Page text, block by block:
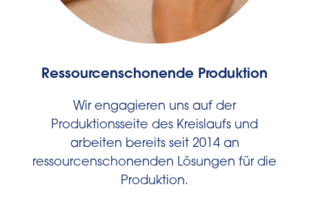
Ressourcenschonende Produktion
Wir engagieren uns auf der
Produktionsseite des Kreislaufs und
arbeiten bereits seit 2014 an
ressourcenschonenden Lösungen für die
Produktion.